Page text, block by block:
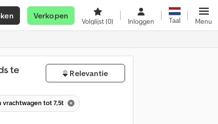
Verkopen
Volglijst(0) Inloggen Taal Menu
te
Relevantie
vrachtwagen tot 7,5t